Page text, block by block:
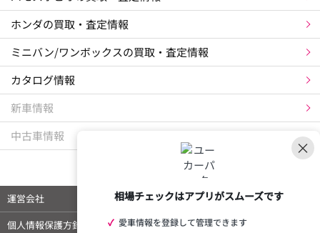
ホンダの買取・査定情報
ミニバン/ワンボックスの買取・査定情報
カタログ情報
新車情報
中古車情報
運営会社
ご利用規約
個人情報保護方針
特定商取引法に基づく表示
×
相場チェックはアプリがスムーズです
✓ 愛車情報を登録して管理できます